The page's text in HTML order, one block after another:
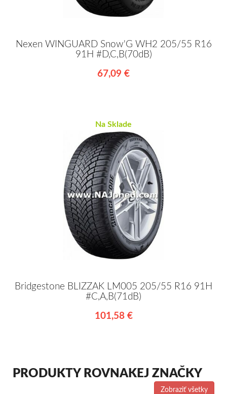
Nexen WINGUARD Snow'G WH2 205/55 R16
91H #D,C,B(70dB)
67,09 €
Na Sklade
Bridgestone BLIZZAK LM005 205/55 R16 91H
#C,A,B(71dB)
101,58 €
PRODUKTY ROVNAKEJ ZNAČKY
Zobraziť všetky